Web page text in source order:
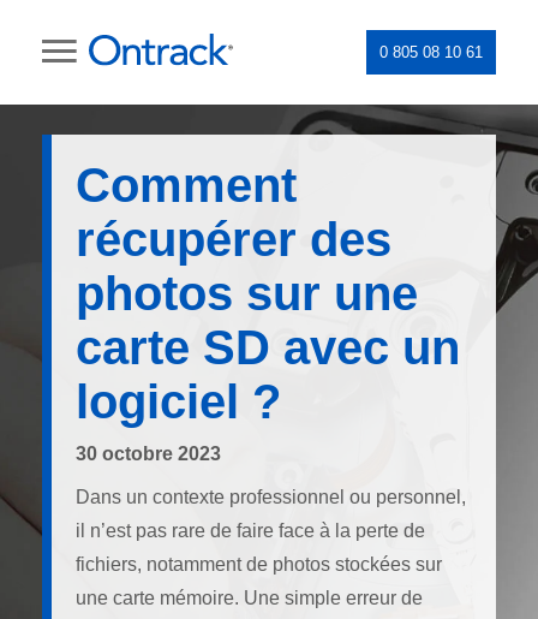
0 805 08 10 61
Comment
récupérer des
photos sur une
carte SD avec un
logiciel ?
30 octobre 2023
Dans un contexte professionnel ou personnel,
il n’est pas rare de faire face à la perte de
fichiers, notamment de photos stockées sur
une carte mémoire. Une simple erreur de